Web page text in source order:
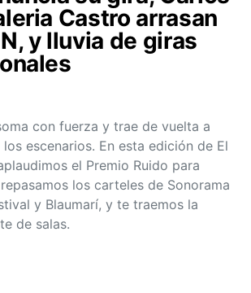
Castro arrasan
y lluvia de giras
con fuerza y trae de vuelta a
escenarios. En esta edición de El
el Premio Ruido para
los carteles de Sonorama
y Blaumarí, y te traemos la
de salas.